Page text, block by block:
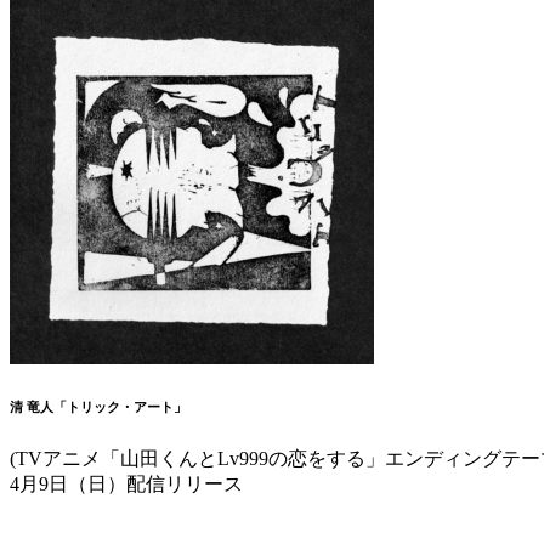
清 竜人「トリック・アート」
(TVアニメ「山田くんとLv999の恋をする」エンディングテー
4月9日（日）配信リリース